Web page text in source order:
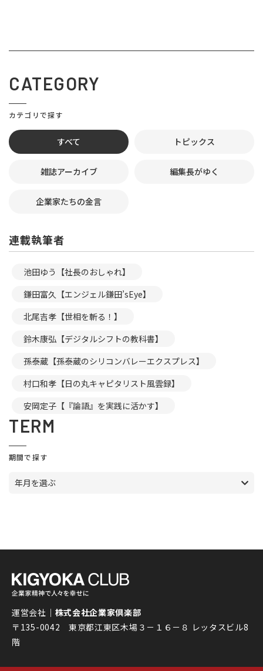
CATEGORY
カテゴリで探す
すべて トピックス
雑誌アーカイブ 編集長がゆく
企業家たちの金言
連載執筆者
池田ゆう【社長のおしゃれ】
鎌田富久【エンジェル鎌田’sEye】
北尾吉孝【世相を斬る！】
鈴木康弘【デジタルシフトの教科書】
孫泰蔵【孫泰蔵のシリコンバレーエクスプレス】
村口和孝【日の丸キャピタリスト風雲録】
安岡定子【『論語』を実践に活かす】
TERM
期間で探す
年月を選ぶ
運営会社｜ 株式会社企業家倶楽部
〒135-0042 東京都江東区木場３－１６－８ レッタスビル8
階